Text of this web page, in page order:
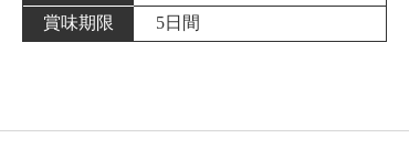
賞味期限
5日間